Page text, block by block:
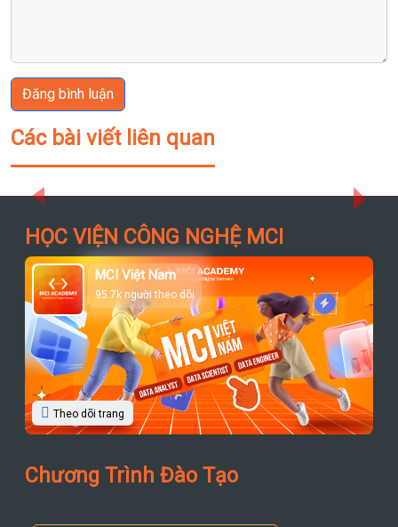
Đăng bình luận
Các bài viết liên quan
Previous
HỌC VIỆN CÔNG NGHỆ MCI
MCI Việt Nam
95.7k người theo dõi
Theo dõi trang
Chương Trình Đào Tạo